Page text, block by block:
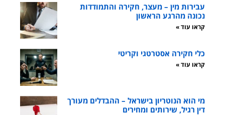
עבירות מין – מעצר, חקירה והתמודדות
נכונה מהרגע הראשון
קראו עוד »
כלי חקירה אסטרטגי וקריטי
קראו עוד »
מי הוא הנוטריון בישראל – ההבדלים מעורך
דין רגיל, שירותים ומחירים